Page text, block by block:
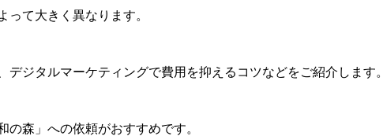
て大きく異なります。
ジタルマーケティングで費用を抑えるコツなどをご紹介します。
森」への依頼がおすすめです。